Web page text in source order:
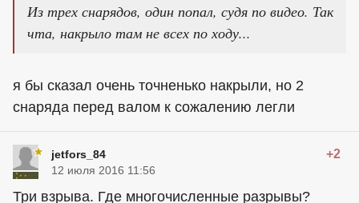
Из трех снарядов, один попал, судя по видео. Так
чта, накрыло там не всех по ходу...
я бы сказал очень точненько накрыли, но 2
снаряда перед валом к сожалению легли
jetfors_84 +2
12 июля 2016 11:56
Три взрыва. Где многочисленные разрывы?